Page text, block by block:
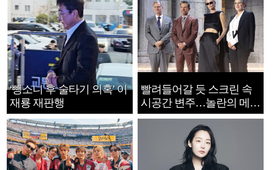
‘뺑소니 후 술타기 의혹’ 이
재룡 재판행
빨려들어갈 듯 스크린 속
시공간 변주…놀란의 메시
지는 ‘전쟁 속죄’